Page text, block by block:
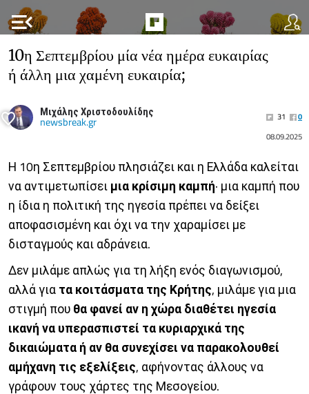
menu_open
10η Σεπτεμβρίου μία νέα ημέρα ευκαιρίας
ή άλλη μια χαμένη ευκαιρία;
Μιχάλης Χριστοδουλίδης
newsbreak.gr 31
0
08.09.2025
Η 10η Σεπτεμβρίου πλησιάζει και η Ελλάδα καλείται
να αντιμετωπίσειμια κρίσιμη καμπή· μια καμπή που
η ίδια η πολιτική της ηγεσία πρέπει να δείξει
αποφασισμένη και όχι να την χαραμίσει με
δισταγμούς και αδράνεια.
Δεν μιλάμε απλώς για τη λήξη ενός διαγωνισμού,
αλλά γιατα κοιτάσματα τηςΚρήτης, μιλάμε για μια
στιγμή πουθα φανεί αν η χώρα διαθέτει ηγεσία
ικανή να υπερασπιστεί τα κυριαρχικά της
δικαιώματα ή αν θα συνεχίσει να παρακολουθεί
αμήχανη τις εξελίξεις, αφήνοντας άλλους να
γράφουν τους χάρτες της Μεσογείου.